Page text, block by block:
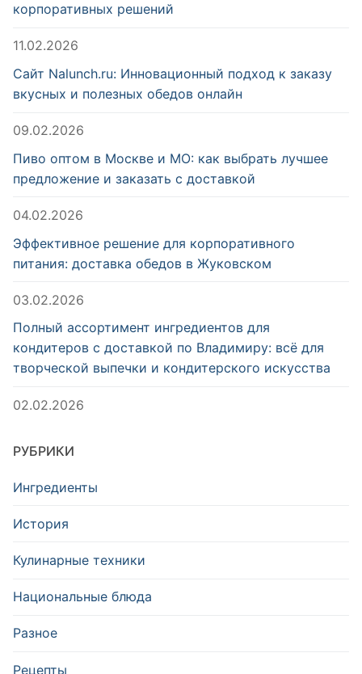
корпоративных решений
11.02.2026
Сайт Nalunch.ru: Инновационный подход к заказу
вкусных и полезных обедов онлайн
09.02.2026
Пиво оптом в Москве и МО: как выбрать лучшее
предложение и заказать с доставкой
04.02.2026
Эффективное решение для корпоративного
питания: доставка обедов в Жуковском
03.02.2026
Полный ассортимент ингредиентов для
кондитеров с доставкой по Владимиру: всё для
творческой выпечки и кондитерского искусства
02.02.2026
РУБРИКИ
Ингредиенты
История
Кулинарные техники
Национальные блюда
Разное
Рецепты